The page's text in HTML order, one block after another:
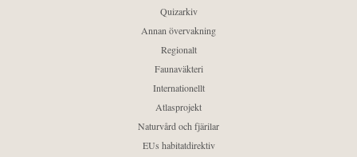
Quizarkiv
Annan övervakning
Regionalt
Faunaväkteri
Internationellt
Atlasprojekt
Naturvård och fjärilar
EUs habitatdirektiv